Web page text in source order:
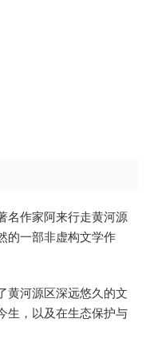
名作家阿来行走黄河源
的一部非虚构文学作
黄河源区深远悠久的文
生，以及在生态保护与